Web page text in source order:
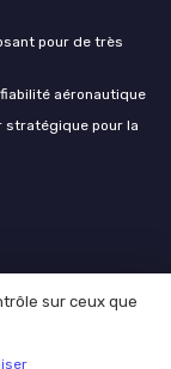
pour de très
aéronautique
stratégique pour la
sur ceux que